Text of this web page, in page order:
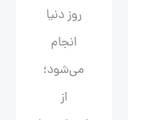
روز دنیا
انجام
می‌شود؛
از